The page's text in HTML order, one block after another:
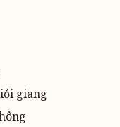
giang